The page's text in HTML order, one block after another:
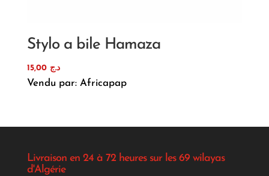
Stylo a bile Hamaza
د.ج 15,00
Vendu par: Africapap
Livraison en 24 à 72 heures sur les 69 wilayas
d'Algérie